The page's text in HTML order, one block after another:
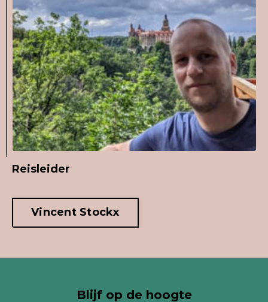
Reisleider
Vincent Stockx
Blijf op de hoogte